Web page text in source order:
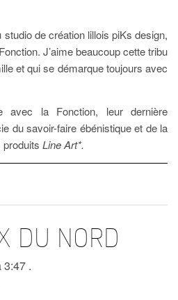
de création lillois piKs design,
J’aime beaucoup cette tribu
et qui se démarque toujours avec
avec la Fonction, leur dernière
du savoir-faire ébénistique et de la
Line Art*.
DU NORD
.